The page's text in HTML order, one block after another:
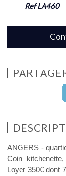
Ref LA460
ANGERS -
Coin
Loyer 350€ dont